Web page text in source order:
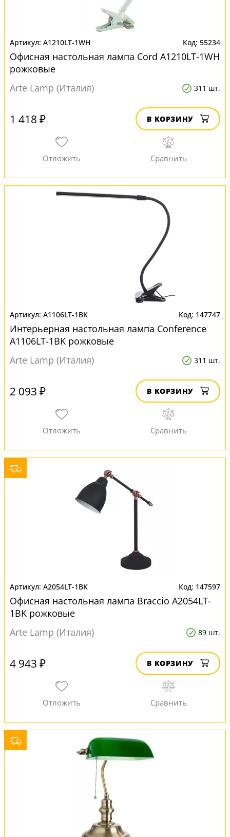
A1210LT-1WH 55234
Офисная настольная лампа Cord A1210LT-1WH
рожковые
Arte Lamp (Италия)
311 шт.
1 418 ₽ В КОРЗИНУ
A1106LT-1BK 147747
Интерьерная настольная лампа Conference
A1106LT-1BK рожковые
Arte Lamp (Италия)
311 шт.
2 093 ₽ В КОРЗИНУ
A2054LT-1BK 147597
Офисная настольная лампа Braccio A2054LT-
1BK рожковые
Arte Lamp (Италия)
89 шт.
4 943 ₽ В КОРЗИНУ